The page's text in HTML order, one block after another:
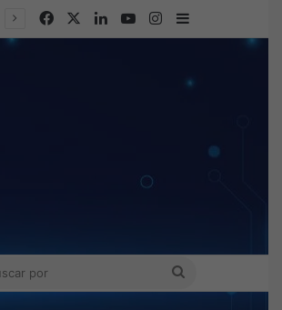
FacebookLinkedInYouTubeInstagram
Barra lateral
skin
BUSCAR